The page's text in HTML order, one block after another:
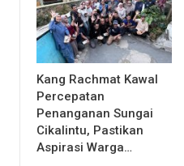
Kang Rachmat Kawal
Percepatan
Penanganan Sungai
Cikalintu, Pastikan
Aspirasi Warga…